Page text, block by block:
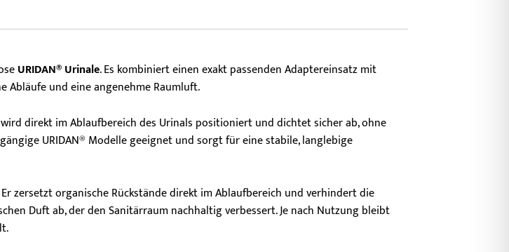
URIDAN® Urinale. Es kombiniert einen exakt passenden Adaptereinsatz mit
Abläufe und eine angenehme Raumluft.
direkt im Ablaufbereich des Urinals positioniert und dichtet sicher ab, ohne
URIDAN® Modelle geeignet und sorgt für eine stabile, langlebige
zersetzt organische Rückstände direkt im Ablaufbereich und verhindert die
Duft ab, der den Sanitärraum nachhaltig verbessert. Je nach Nutzung bleibt